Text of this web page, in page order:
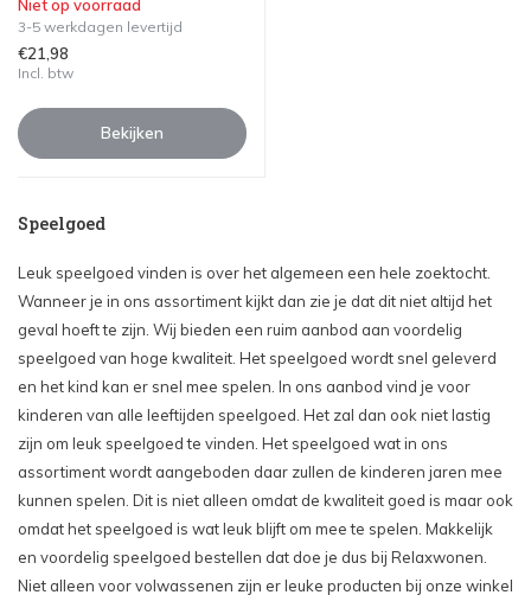
Niet op voorraad
3-5 werkdagen levertijd
€21,98
Incl. btw
Bekijken
Speelgoed
Leuk speelgoed vinden is over het algemeen een hele zoektocht.
Wanneer je in ons assortiment kijkt dan zie je dat dit niet altijd het
geval hoeft te zijn. Wij bieden een ruim aanbod aan voordelig
speelgoed van hoge kwaliteit. Het speelgoed wordt snel geleverd
en het kind kan er snel mee spelen. In ons aanbod vind je voor
kinderen van alle leeftijden speelgoed. Het zal dan ook niet lastig
zijn om leuk speelgoed te vinden. Het speelgoed wat in ons
assortiment wordt aangeboden daar zullen de kinderen jaren mee
kunnen spelen. Dit is niet alleen omdat de kwaliteit goed is maar ook
omdat het speelgoed is wat leuk blijft om mee te spelen. Makkelijk
en voordelig speelgoed bestellen dat doe je dus bij Relaxwonen.
Niet alleen voor volwassenen zijn er leuke producten bij onze winkel